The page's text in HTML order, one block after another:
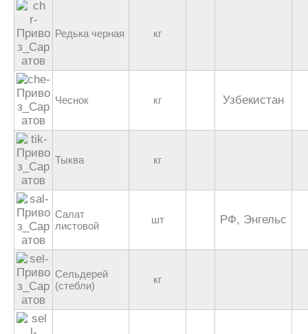
Редька черная кг
Чеснок кг Узбекистан
Тыква кг
Салат
листовой
шт РФ, Энгельс
Сельдерей
(стебли)
кг